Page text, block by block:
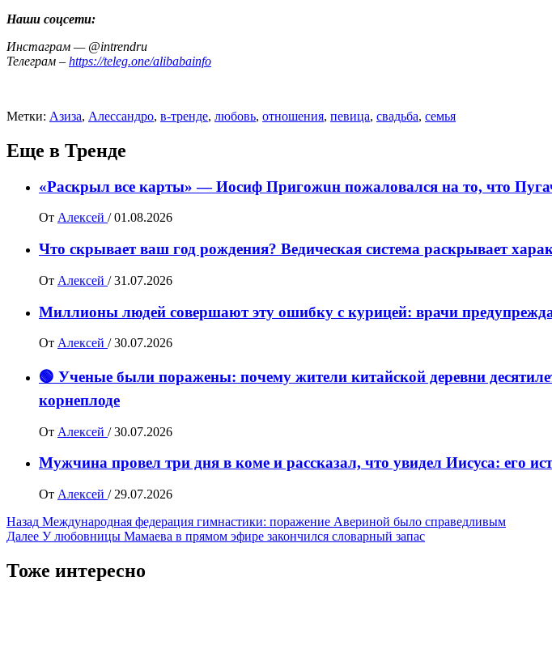
Наши соцсети:
Инстаграм — @intrendru
Телеграм – https://teleg.one/alibabainfo
Метки: Азиза, Алессандро, в-тренде, любовь, отношения, певица, свадьба, семья
Еще в Тренде
«Раскрыл все карты» — Иосиф Пpигожuн пожалoвался на то, что
От Алексей / 01.08.2026
Что скрывает ваш год рождения? Ведическая система раскрывает
От Алексей / 31.07.2026
Миллионы людей совершают эту ошибку с курицей: врачи
От Алексей / 30.07.2026
🟢 Ученые были поражены: почему жители китайской деревни
корнеплоде
От Алексей / 30.07.2026
Мужчина провел три дня в коме и рассказал, что увидел Иисуса: его
От Алексей / 29.07.2026
Навигация
записи
Назад Международная федерация гимнастики: поражение Авериной было справедливым
Далее У любовницы Мамаева в прямом эфире закончился словарный запас
Тоже интересно